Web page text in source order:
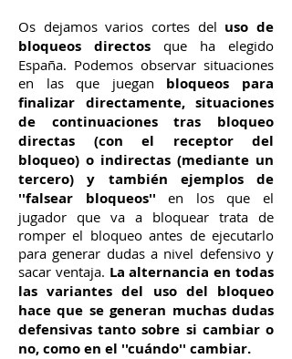
Os dejamos varios cortes del uso de
bloqueos directos que ha elegido
España. Podemos observar situaciones
en las que juegan bloqueos para
finalizar directamente, situaciones
de continuaciones tras bloqueo
directas (con el receptor del
bloqueo) o indirectas (mediante un
tercero) y también ejemplos de
''falsear bloqueos'' en los que el
jugador que va a bloquear trata de
romper el bloqueo antes de ejecutarlo
para generar dudas a nivel defensivo y
sacar ventaja. La alternancia en todas
las variantes del uso del bloqueo
hace que se generan muchas dudas
defensivas tanto sobre si cambiar o
no, como en el ''cuándo'' cambiar.